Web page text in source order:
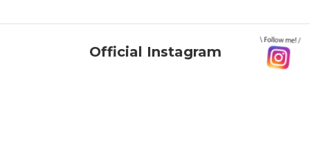
Official Instagram